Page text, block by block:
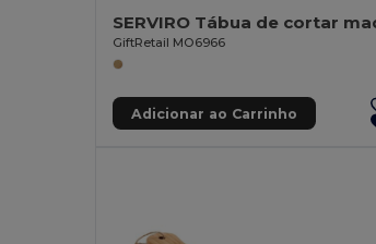
GiftRetail MO6966
Adicionar ao Carrinho